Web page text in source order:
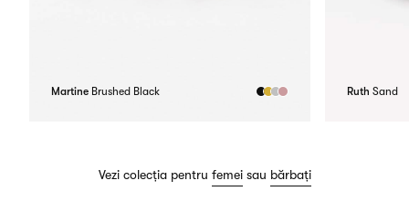
Martine Brushed Black Ruth Sand
Vezi colecția pentru femei sau bărbați